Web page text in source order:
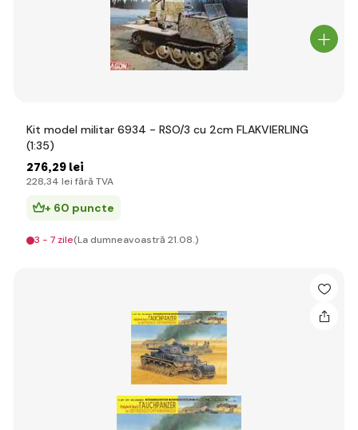
Kit model militar 6934 - RSO/3 cu 2cm FLAKVIERLING
(1:35)
276,29 lei
228,34 lei fără TVA
+ 60 puncte
3 - 7 zile(La dumneavoastră 21.08.)